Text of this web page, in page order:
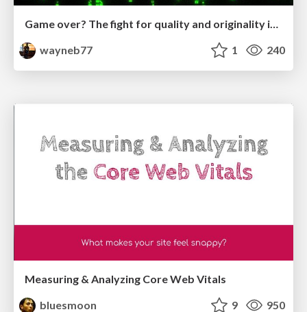
wayneb77
1 240
Measuring & Analyzing Core Web Vitals
bluesmoon
9 950